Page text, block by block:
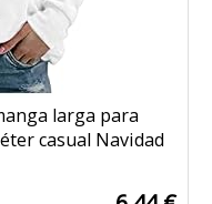
larga para
casual Navidad